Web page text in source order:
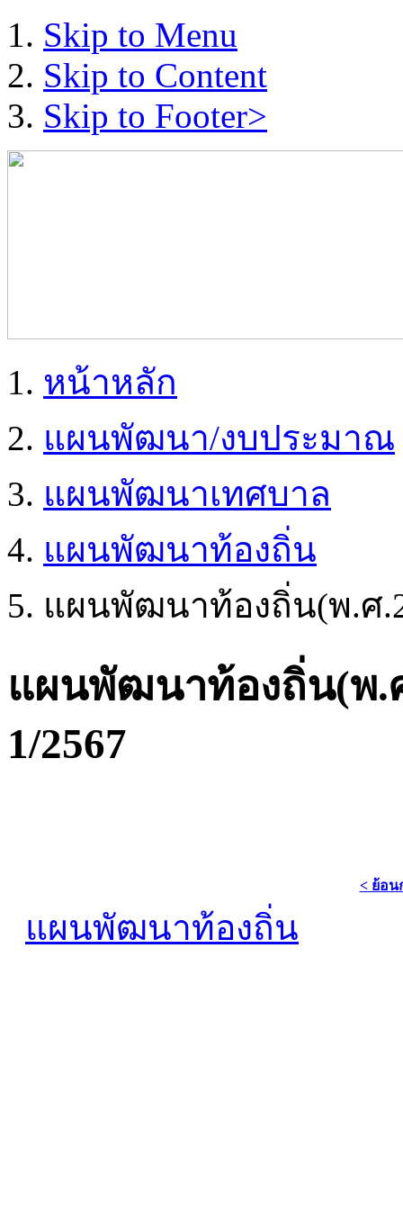
Skip to Menu
Skip to Content
Skip to Footer>
หน้าหลัก
แผนพัฒนา/งบประมาณ
แผนพัฒนาเทศบาล
แผนพัฒนาท้องถิ่น
แผนพัฒนาท้องถิ่น(พ.ศ
แผนพัฒนาท้องถิ่น(พ.
1/2567
< ย้อน
แผนพัฒนาท้องถิ่น